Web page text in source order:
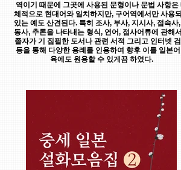
역이기 때문에 그곳에 사용된 문형이나 문법 사항은
체적으로 현대어와 일치하지만, 구어역에서만 사용
있는 예도 산견된다. 특히 조사, 부사, 지시사, 접속사
동사, 추론을 나타내는 형식, 연어, 접사어류에 관해
졸자가 기 집필한 도서나 관련 서적 그리고 인터넷
등을 통해 다양한 용례를 인용하여 향후 이를 일본
육에도 원용할 수 있게끔 하였다.